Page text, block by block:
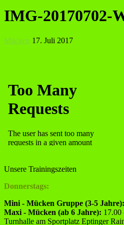
IMG-20170702-
Mücken 17. Juli 2017
Unsere Trainingszeiten
Donnerstags:
Mini - Mücken Gruppe (3-5 Jahre):
Maxi - Mücken (ab 6 Jahre): 17.00
Turnhalle am Sportplatz Eptinger